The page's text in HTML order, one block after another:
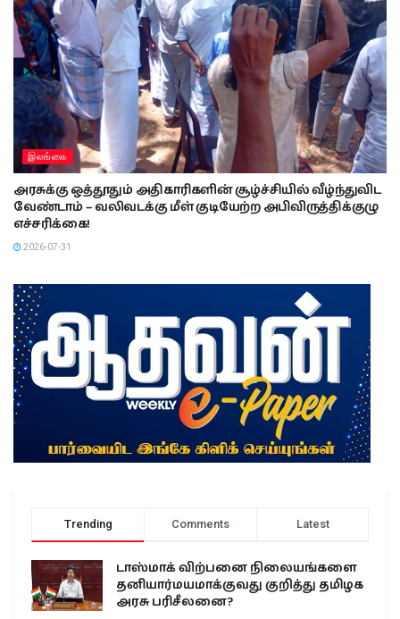
இலங்கை
அரசுக்கு ஒத்தூதும் அதிகாரிகளின் சூழ்ச்சியில் வீழ்ந்துவிட
வேண்டாம் – வலிவடக்கு மீள் குடியேற்ற அபிவிருத்திக்குழு
எச்சரிக்கை!
2026-07-31
Trending Comments Latest
டாஸ்மாக் விற்பனை நிலையங்களை
தனியார்மயமாக்குவது குறித்து தமிழக
அரசு பரிசீலனை?